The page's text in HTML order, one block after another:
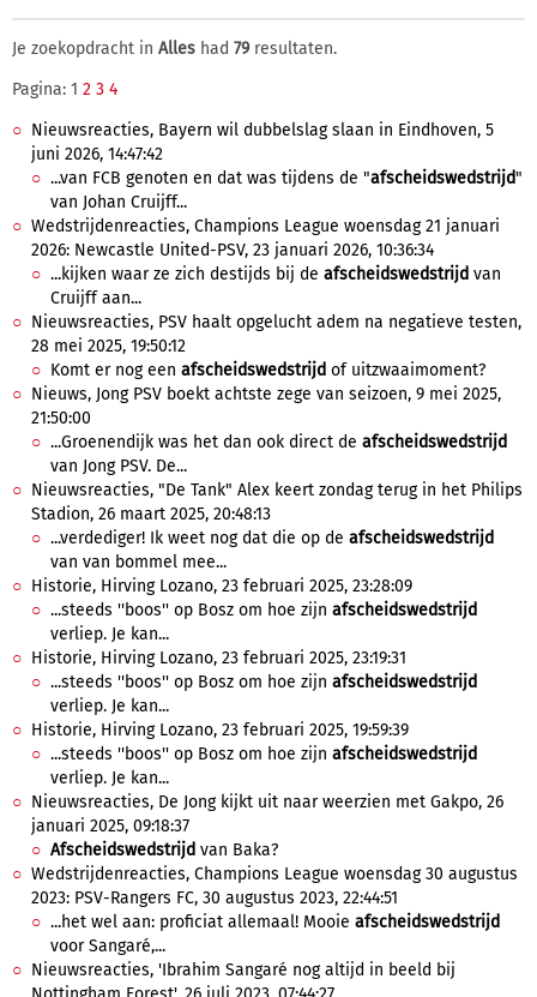
Je zoekopdracht in Alles had 79resultaten.
Pagina: 1 2 3 4
Nieuwsreacties, Bayern wil dubbelslag slaan in Eindhoven, 5
juni 2026, 14:47:42
...van FCB genoten en dat was tijdens de "afscheidswedstrijd"
van Johan Cruijff...
Wedstrijdenreacties, Champions League woensdag 21 januari
2026: Newcastle United-PSV, 23 januari 2026, 10:36:34
...kijken waar ze zich destijds bij de afscheidswedstrijd van
Cruijff aan...
Nieuwsreacties, PSV haalt opgelucht adem na negatieve testen,
28 mei 2025, 19:50:12
Komt er nog een afscheidswedstrijd of uitzwaaimoment?
Nieuws, Jong PSV boekt achtste zege van seizoen, 9 mei 2025,
21:50:00
...Groenendijk was het dan ook direct de afscheidswedstrijd
van Jong PSV. De...
Nieuwsreacties, "De Tank" Alex keert zondag terug in het Philips
Stadion, 26 maart 2025, 20:48:13
...verdediger! Ik weet nog dat die op de afscheidswedstrijd
van van bommel mee...
Historie, Hirving Lozano, 23 februari 2025, 23:28:09
...steeds ''boos'' op Bosz om hoe zijn afscheidswedstrijd
verliep. Je kan...
Historie, Hirving Lozano, 23 februari 2025, 23:19:31
...steeds ''boos'' op Bosz om hoe zijn afscheidswedstrijd
verliep. Je kan...
Historie, Hirving Lozano, 23 februari 2025, 19:59:39
...steeds ''boos'' op Bosz om hoe zijn afscheidswedstrijd
verliep. Je kan...
Nieuwsreacties, De Jong kijkt uit naar weerzien met Gakpo, 26
januari 2025, 09:18:37
Afscheidswedstrijd van Baka?
Wedstrijdenreacties, Champions League woensdag 30 augustus
2023: PSV-Rangers FC, 30 augustus 2023, 22:44:51
...het wel aan: proficiat allemaal! Mooie afscheidswedstrijd
voor Sangaré,...
Nieuwsreacties, 'Ibrahim Sangaré nog altijd in beeld bij